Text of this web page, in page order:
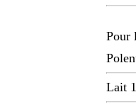
Pour
Lait